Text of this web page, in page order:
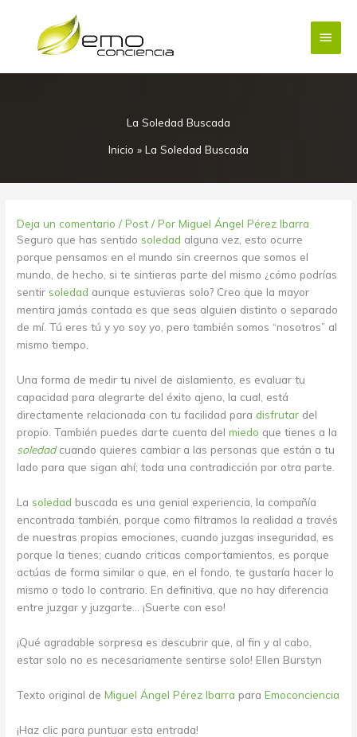
contenido
Menú
La Soledad Buscada
Inicio » La Soledad Buscada
Deja un comentario /Post / PorMiguel Ángel Pérez Ibarra
Seguro que has sentido soledad alguna vez, esto ocurre
porque pensamos en el mundo sin creernos que somos el
mundo, de hecho, si te sintieras parte del mismo ¿cómo podrías
sentir soledad aunque estuvieras solo? Creo que la mayor
mentira jamás contada es que seas alguien distinto o separado
de mí. Tú eres tú y yo soy yo, pero también somos “nosotros” al
mismo tiempo.
Una forma de medir tu nivel de aislamiento, es evaluar tu
capacidad para alegrarte del éxito ajeno, la cual, está
directamente relacionada con tu facilidad paradisfrutar del
propio. También puedes darte cuenta delmiedo que tienes a la
soledadcuando quieres cambiar a las personas que están a tu
lado para que sigan ahí; toda una contradicción por otra parte.
La soledad buscada es una genial experiencia, la compañía
encontrada también, porque como filtramos la realidad a través
de nuestras propias emociones, cuando juzgas inseguridad, es
porque la tienes; cuando criticas comportamientos, es porque
actúas de forma similar o que, en el fondo, te gustaría hacer lo
mismo o todo lo contrario. En definitiva, que no hay diferencia
entre juzgar y juzgarte… ¡Suerte con eso!
¡Qué agradable sorpresa es descubrir que, al fin y al cabo,
estar solo no es necesariamente sentirse solo! Ellen Burstyn
Texto original deMiguel Ángel Pérez Ibarra paraEmoconciencia
¡Haz clic para puntuar esta entrada!